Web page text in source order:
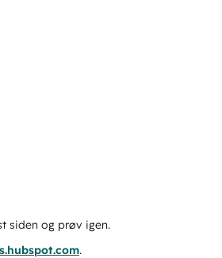
siden og prøv igen.
.